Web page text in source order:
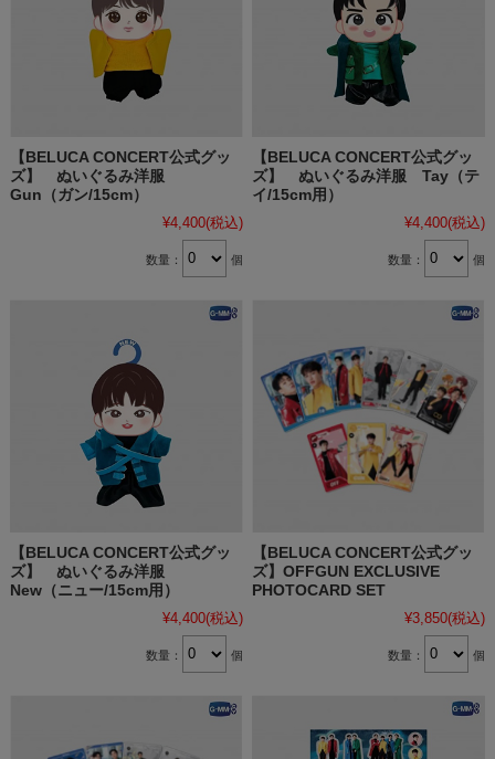
【BELUCA CONCERT公式グッ
ズ】 ぬいぐるみ洋服
Gun（ガン/15cm）
¥4,400(税込)
数量： 個
【BELUCA CONCERT公式グッ
ズ】 ぬいぐるみ洋服 Tay（テ
イ/15cm用）
¥4,400(税込)
数量： 個
【BELUCA CONCERT公式グッ
ズ】 ぬいぐるみ洋服
New（ニュー/15cm用）
¥4,400(税込)
数量： 個
【BELUCA CONCERT公式グッ
ズ】OFFGUN EXCLUSIVE
PHOTOCARD SET
¥3,850(税込)
数量： 個